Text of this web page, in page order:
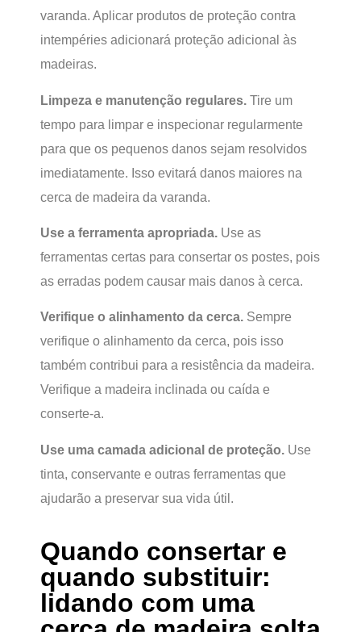
varanda. Aplicar produtos de proteção contra
intempéries adicionará proteção adicional às
madeiras.
Limpeza e manutenção regulares. Tire um
tempo para limpar e inspecionar regularmente
para que os pequenos danos sejam resolvidos
imediatamente. Isso evitará danos maiores na
cerca de madeira da varanda.
Use a ferramenta apropriada. Use as
ferramentas certas para consertar os postes, pois
as erradas podem causar mais danos à cerca.
Verifique o alinhamento da cerca. Sempre
verifique o alinhamento da cerca, pois isso
também contribui para a resistência da madeira.
Verifique a madeira inclinada ou caída e
conserte-a.
Use uma camada adicional de proteção. Use
tinta, conservante e outras ferramentas que
ajudarão a preservar sua vida útil.
Quando consertar e
quando substituir:
lidando com uma